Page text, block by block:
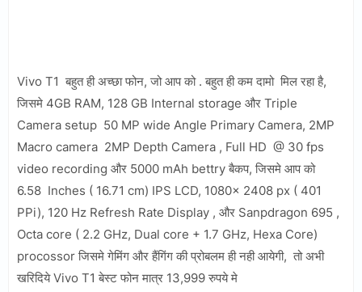
Vivo T1 बहुत ही अच्छा फोन, जो आप को . बहुत ही कम दामो मिल रहा है,
जिसमे 4GB RAM, 128 GB Internal storage और Triple
Camera setup 50 MP wide Angle Primary Camera, 2MP
Macro camera 2MP Depth Camera , Full HD @ 30 fps
video recording और 5000 mAh bettry बैकप, जिसमे आप को
6.58 Inches ( 16.71 cm) IPS LCD, 1080x 2408 px ( 401
PPi), 120 Hz Refresh Rate Display , और Sanpdragon 695 ,
Octa core ( 2.2 GHz, Dual core + 1.7 GHz, Hexa Core)
procossor जिसमे गेमिंग और हैंगिंग की प्रोबलम ही नही आयेगी, तो अभी
खरिदिये Vivo T1 बेस्ट फोन मात्र 13,999 रुपये मे